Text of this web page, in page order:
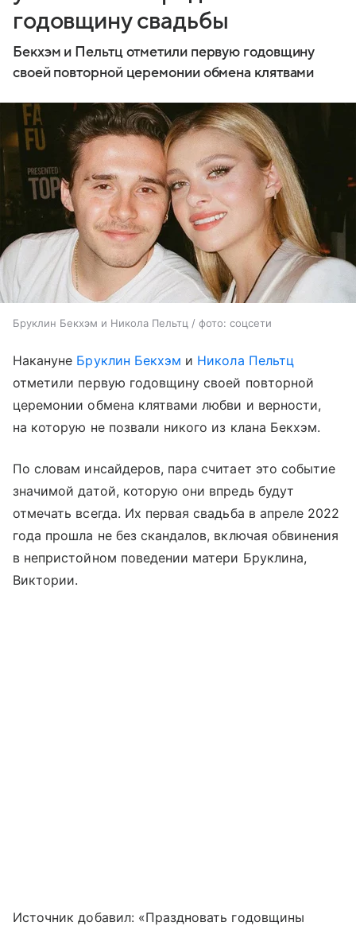
годовщину свадьбы
Бекхэм и Пельтц отметили первую годовщину
своей повторной церемонии обмена клятвами
Бруклин Бекхэм и Никола Пельтц / фото: соцсети
Накануне Бруклин Бекхэм и Никола Пельтц
отметили первую годовщину своей повторной
церемонии обмена клятвами любви и верности,
на которую не позвали никого из клана Бекхэм.
По словам инсайдеров, пара считает это событие
значимой датой, которую они впредь будут
отмечать всегда. Их первая свадьба в апреле 2022
года прошла не без скандалов, включая обвинения
в непристойном поведении матери Бруклина,
Виктории.
Источник добавил: «Праздновать годовщины